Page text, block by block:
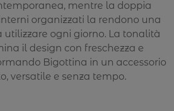
mentre la doppia
organizzati la rendono una
utilizzare ogni giorno. La tonalità
il design con freschezza e
Bigottina in un accessorio
versatile e senza tempo.